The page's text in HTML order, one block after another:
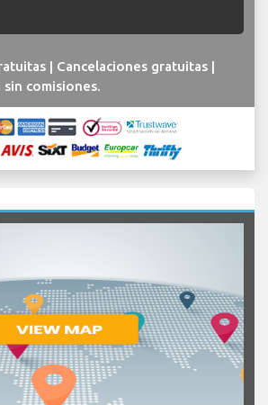
| Cancelaciones gratuitas |
comisiones.